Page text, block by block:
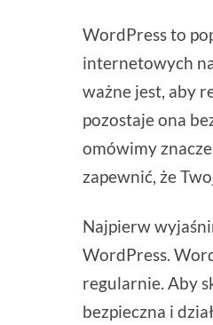
WordPress to
internetowych
ważne jest, aby
pozostaje ona
omówimy
zapewnić, że
Najpierw
WordPress.
regularnie. Aby
bezpieczna i